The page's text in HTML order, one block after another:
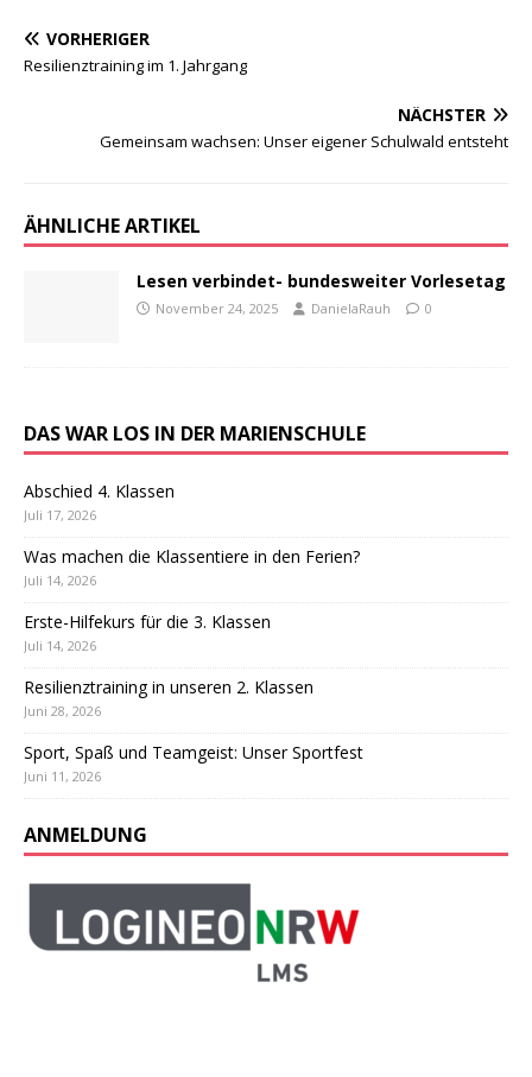
VORHERIGER
Resilienztraining im 1. Jahrgang
NÄCHSTER
Gemeinsam wachsen: Unser eigener Schulwald entsteht
ÄHNLICHE ARTIKEL
Lesen verbindet- bundesweiter Vorlesetag
November 24, 2025 DanielaRauh 0
DAS WAR LOS IN DER MARIENSCHULE
Abschied 4. Klassen
Juli 17, 2026
Was machen die Klassentiere in den Ferien?
Juli 14, 2026
Erste-Hilfekurs für die 3. Klassen
Juli 14, 2026
Resilienztraining in unseren 2. Klassen
Juni 28, 2026
Sport, Spaß und Teamgeist: Unser Sportfest
Juni 11, 2026
ANMELDUNG